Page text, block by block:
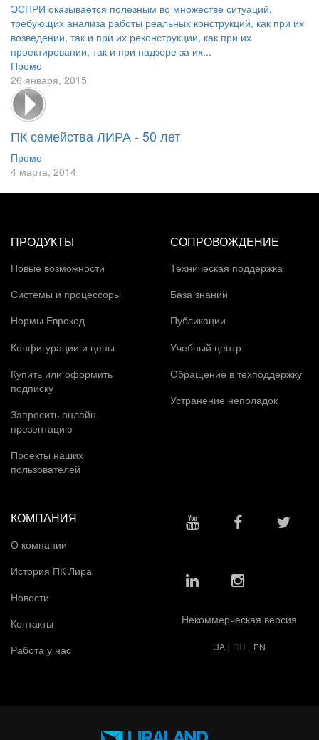
ЭСПРИ оказывается полезным во множестве ситуаций,
требующих анализа работы реальных конструкций, как при их
возведении, так и при их реконструкции, как при их
проектировании, так и при надзоре за их...
Промо
26 января, 2015
ПК семейства ЛИРА - 50 лет
Промо
4 марта, 2014
ПРОДУКТЫ
Новые возможности
Системы и процессоры
Нормы Еврокод
Конфигурации и цены
Купить или оформить
подписку
Запросить онлайн-
презентацию
Проекты наших
пользователей
СОПРОВОЖДЕНИЕ
Техническая поддержка
База знаний
Публикации
Учебный центр
Обращение в техподдержку
Устранение неполадок
КОМПАНИЯ
О компании
История ПК Лира
Новости
Контакты
Работа у нас
Некоммерческая версия
UA | RU | EN